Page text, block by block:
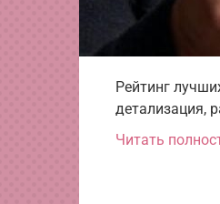
Рейтинг
детализация,
Читать